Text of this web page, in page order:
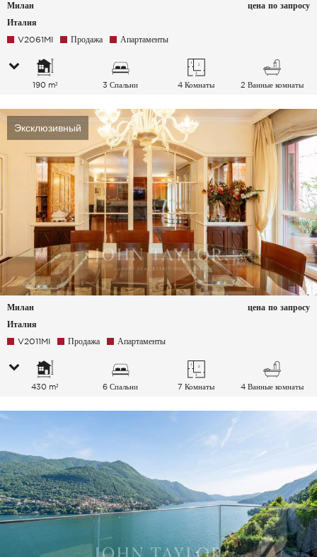
Милан
Италия
цена по запросу
V2061MI Продажа Апартаменты
190 m² 3 Спальни 4 Комнаты 2 Ванные комнаты
Эксклюзивный
Милан
Италия
цена по запросу
V2011MI Продажа Апартаменты
430 m² 6 Спальни 7 Комнаты 4 Ванные комнаты